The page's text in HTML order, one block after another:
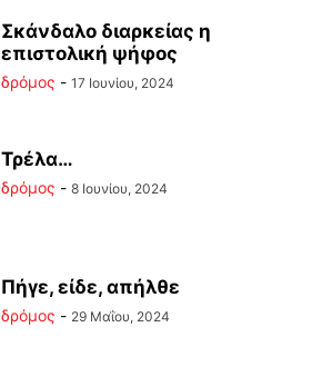
Σκάνδαλο διαρκείας η
επιστολική ψήφος
δρόμος - 17 Ιουνίου, 2024
Τρέλα…
δρόμος - 8 Ιουνίου, 2024
Πήγε, είδε, απήλθε
δρόμος - 29 Μαΐου, 2024